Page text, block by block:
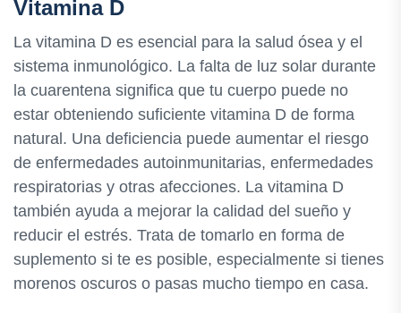
Vitamina D
La vitamina D es esencial para la salud ósea y el
sistema inmunológico. La falta de luz solar durante
la cuarentena significa que tu cuerpo puede no
estar obteniendo suficiente vitamina D de forma
natural. Una deficiencia puede aumentar el riesgo
de enfermedades autoinmunitarias, enfermedades
respiratorias y otras afecciones. La vitamina D
también ayuda a mejorar la calidad del sueño y
reducir el estrés. Trata de tomarlo en forma de
suplemento si te es posible, especialmente si tienes
morenos oscuros o pasas mucho tiempo en casa.